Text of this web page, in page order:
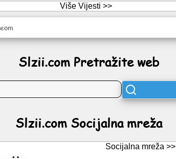
Više Vijesti >>
Slzii.com Pretražite web
Slzii.com Socijalna mreža
Socijalna mreža >>